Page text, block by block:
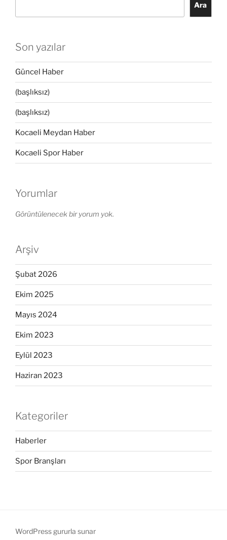
Ara
Son yazılar
Güncel Haber
(başlıksız)
(başlıksız)
Kocaeli Meydan Haber
Kocaeli Spor Haber
Yorumlar
Görüntülenecek bir yorum yok.
Arşiv
Şubat 2026
Ekim 2025
Mayıs 2024
Ekim 2023
Eylül 2023
Haziran 2023
Kategoriler
Haberler
Spor Branşları
WordPress gururla sunar